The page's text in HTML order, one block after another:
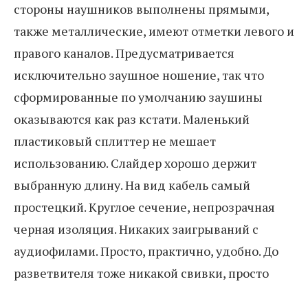
стороны наушников выполнены прямыми,
также металлические, имеют отметки левого и
правого каналов. Предусматривается
исключительно заушное ношение, так что
сформированные по умолчанию заушины
оказываются как раз кстати. Маленький
пластиковый сплиттер не мешает
использованию. Слайдер хорошо держит
выбранную длину. На вид кабель самый
простецкий. Круглое сечение, непрозрачная
черная изоляция. Никаких заигрываний с
аудиофилами. Просто, практично, удобно. До
разветвителя тоже никакой свивки, просто